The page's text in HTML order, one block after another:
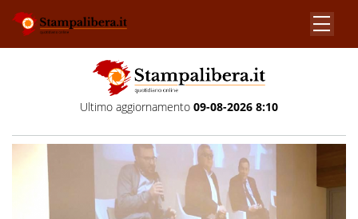
Ultimo aggiornamento 09-08-2026 8:10